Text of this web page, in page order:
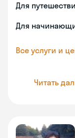
Для
Для
Все услуги и
Читать